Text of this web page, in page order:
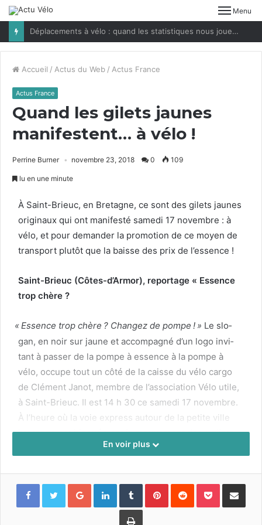
Menu
Déplacements à vélo : quand les statistiques nous jouent des tours
Accueil / Actus du Web / Actus France
Actus France
Quand les gilets jaunes
manifestent… à vélo !
Perrine Burner novembre 23, 2018 0 109
lu en une minute
À Saint-Brieuc, en Bre­tagne, ce sont des gilets jaunes
orig­in­aux qui ont man­i­festé same­di 17 novem­bre : à
vélo, et pour deman­der la pro­mo­tion de ce moyen de
trans­port plutôt que la baisse des prix de l’essence !
Saint-Brieuc (Côtes-d’Armor), reportage « Essence
trop chère ?
«Essence trop chère ? Changez de pompe !» Le slo­
gan, en noir sur jaune et accom­pa­g­né d’un logo invi­
tant à pass­er de la pompe à essence à la pompe à
vélo, occupe tout un côté de la caisse du vélo car­go
de Clé­ment Jan­ot, mem­bre de l’association Vélo utile,
à Saint-Brieuc. Il est 14 h 30 ce same­di 17 novem­bre.
À l’heure où la voie express autour de la petite ville
bre­tonne est blo­quée par le mou­ve­ment des «gilets
200cyclistes se sont rejoints sur le
pou­voir d’achat, mais pour exiger le développe­ment
des alter­na­tives.« Nous man­i­fe­stons aujourd’hui pour
En voir plus
Google+LinkedInTumblr PinterestReddit Pocket
Imprimer